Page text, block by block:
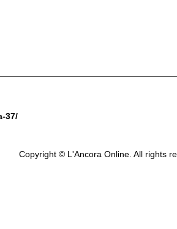
37/
Copyright © L'Ancora Online. All rights